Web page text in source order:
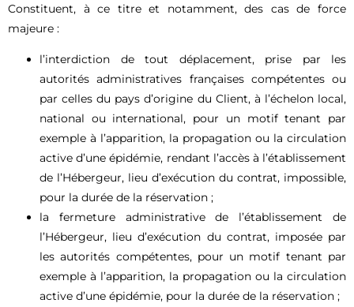
Constituent, à ce titre et notamment, des cas de force
majeure :
l’interdiction de tout déplacement, prise par les
autorités administratives françaises compétentes ou
par celles du pays d’origine du Client, à l’échelon local,
national ou international, pour un motif tenant par
exemple à l’apparition, la propagation ou la circulation
active d’une épidémie, rendant l’accès à l’établissement
de l’Hébergeur, lieu d’exécution du contrat, impossible,
pour la durée de la réservation ;
la fermeture administrative de l’établissement de
l’Hébergeur, lieu d’exécution du contrat, imposée par
les autorités compétentes, pour un motif tenant par
exemple à l’apparition, la propagation ou la circulation
active d’une épidémie, pour la durée de la réservation ;